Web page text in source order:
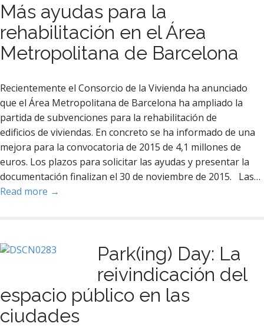
Más ayudas para la
rehabilitación en el Área
Metropolitana de Barcelona
Recientemente el Consorcio de la Vivienda ha anunciado
que el Área Metropolitana de Barcelona ha ampliado la
partida de subvenciones para la rehabilitación de
edificios de viviendas. En concreto se ha informado de una
mejora para la convocatoria de 2015 de 4,1 millones de
euros. Los plazos para solicitar las ayudas y presentar la
documentación finalizan el 30 de noviembre de 2015. Las…
Read more →
Park(ing) Day: La
reivindicación del
espacio público en las
ciudades